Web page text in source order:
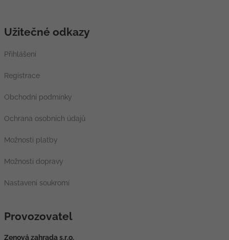
Užitečné odkazy
Přihlášení
Registrace
Obchodní podmínky
Ochrana osobních údajů
Možnosti platby
Možnosti dopravy
Nastavení soukromí
Provozovatel
Zenová zahrada s.r.o.